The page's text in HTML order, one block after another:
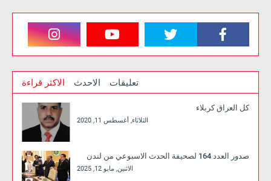
الاكثر قراءة الاحدث تعليقات
كل العراق كربلاء
الثلاثاء, أغسطس 11, 2020
صدور العدد 164 لصحيفة الحدث الاسبوعي من لندن
الاثنين, مايو 12, 2025